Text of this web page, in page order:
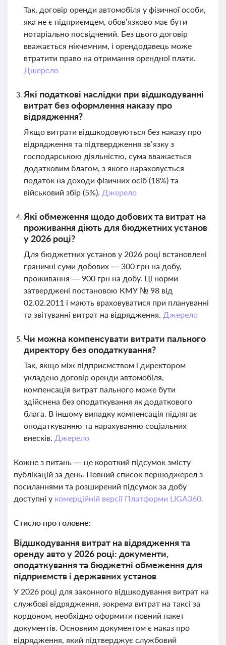
Так, договір оренди автомобіля у фізичної особи,
яка не є підприємцем, обов’язково має бути
нотаріально посвідчений. Без цього договір
вважається нікчемним, і орендодавець може
втратити право на отримання орендної плати.
Джерело
Які податкові наслідки при відшкодуванні
витрат без оформлення наказу про
відрядження?
Якщо витрати відшкодовуються без наказу про
відрядження та підтвердження зв’язку з
господарською діяльністю, сума вважається
додатковим благом, з якого нараховується
податок на доходи фізичних осіб (18%) та
військовий збір (5%). Джерело
Які обмеження щодо добових та витрат на
проживання діють для бюджетних установ
у 2026 році?
Для бюджетних установ у 2026 році встановлені
граничні суми добових — 300 грн на добу,
проживання — 900 грн на добу. Ці норми
затверджені постановою КМУ № 98 від
02.02.2011 і мають враховуватися при плануванні
та звітуванні витрат на відрядження. Джерело
Чи можна компенсувати витрати пального
директору без оподаткування?
Так, якщо між підприємством і директором
укладено договір оренди автомобіля,
компенсація витрат пального може бути
здійснена без оподаткування як додаткового
блага. В іншому випадку компенсація підлягає
оподаткуванню та нарахуванню соціальних
внесків. Джерело
Кожне з питань — це короткий підсумок змісту
публікацій за день. Повний список першоджерел з
посиланнями та розширений підсумок за добу
доступні у комерційній версії Платформи LIGA360.
Стисло про головне:
Відшкодування витрат на відрядження та
оренду авто у 2026 році: документи,
оподаткування та бюджетні обмеження для
підприємств і державних установ
У 2026 році для законного відшкодування витрат на
службові відрядження, зокрема витрат на таксі за
кордоном, необхідно оформити повний пакет
документів. Основним документом є наказ про
відрядження, який підтверджує службовий